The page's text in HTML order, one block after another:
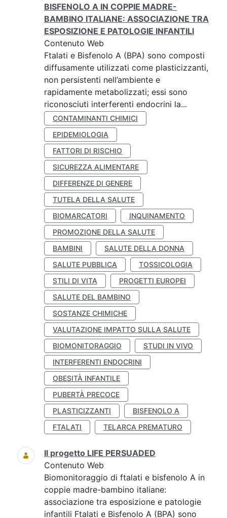
BISFENOLO A IN COPPIE MADRE-
BAMBINO ITALIANE: ASSOCIAZIONE TRA
ESPOSIZIONE E PATOLOGIE INFANTILI
Contenuto Web
Ftalati e Bisfenolo A (BPA) sono composti
diffusamente utilizzati come plasticizzanti,
non persistenti nell’ambiente e
rapidamente metabolizzati; essi sono
riconosciuti interferenti endocrini la...
CONTAMINANTI CHIMICI
EPIDEMIOLOGIA
FATTORI DI RISCHIO
SICUREZZA ALIMENTARE
DIFFERENZE DI GENERE
TUTELA DELLA SALUTE
BIOMARCATORI
INQUINAMENTO
PROMOZIONE DELLA SALUTE
BAMBINI
SALUTE DELLA DONNA
SALUTE PUBBLICA
TOSSICOLOGIA
STILI DI VITA
PROGETTI EUROPEI
SALUTE DEL BAMBINO
SOSTANZE CHIMICHE
VALUTAZIONE IMPATTO SULLA SALUTE
BIOMONITORAGGIO
STUDI IN VIVO
INTERFERENTI ENDOCRINI
OBESITÀ INFANTILE
PUBERTÀ PRECOCE
PLASTICIZZANTI
BISFENOLO A
FTALATI
TELARCA PREMATURO
Il progetto LIFE PERSUADED
Contenuto Web
Biomonitoraggio di ftalati e bisfenolo A in
coppie madre-bambino italiane:
associazione tra esposizione e patologie
infantili Ftalati e Bisfenolo A (BPA) sono